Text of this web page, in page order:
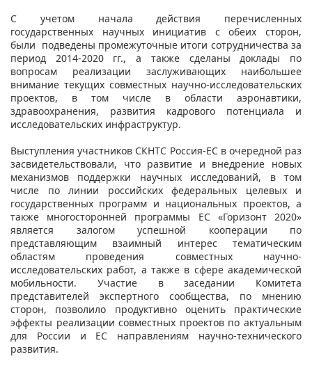
С учетом начала действия перечисленных
государственных научных инициатив с обеих сторон,
были подведены промежуточные итоги сотрудничества за
период 2014-2020 гг., а также сделаны доклады по
вопросам реализации заслуживающих наибольшее
внимание текущих совместных научно-исследовательских
проектов, в том числе в области аэронавтики,
здравоохранения, развития кадрового потенциала и
исследовательских инфраструктур.
Выступления участников СКНТС Россия-ЕС в очередной раз
засвидетельствовали, что развитие и внедрение новых
механизмов поддержки научных исследований, в том
числе по линии российских федеральных целевых и
государственных программ и национальных проектов, а
также многосторонней программы ЕС «Горизонт 2020»
является залогом успешной кооперации по
представляющим взаимный интерес тематическим
областям проведения совместных научно-
исследовательских работ, а также в сфере академической
мобильности. Участие в заседании Комитета
представителей экспертного сообщества, по мнению
сторон, позволило продуктивно оценить практические
эффекты реализации совместных проектов по актуальным
для России и ЕС направлениям научно-технического
развития.